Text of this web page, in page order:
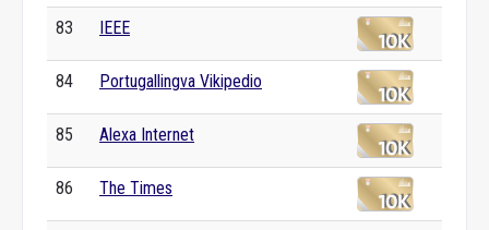
83 IEEE
84 Portugallingva Vikipedio
85 Alexa Internet
86 The Times